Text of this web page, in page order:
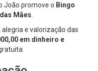
João promove o Bingo
Mães
e valorização das
em dinheiro e